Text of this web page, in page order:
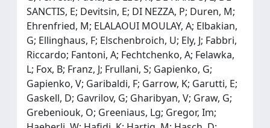
SANCTIS, E; Devitsin, E; DI NEZZA, P; Duren, M;
Ehrenfried, M; ELALAOUI MOULAY, A; Elbakian,
G; Ellinghaus, F; Elschenbroich, U; Ely, J; Fabbri,
Riccardo; Fantoni, A; Fechtchenko, A; Felawka,
L; Fox, B; Franz, J; Frullani, S; Gapienko, G;
Gapienko, V; Garibaldi, F; Garrow, K; Garutti, E;
Gaskell, D; Gavrilov, G; Gharibyan, V; Graw, G;
Grebeniouk, O; Greeniaus, Lg; Gregor, Im;